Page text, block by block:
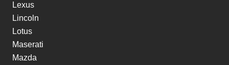
Lexus
Lincoln
Lotus
Maserati
Mazda